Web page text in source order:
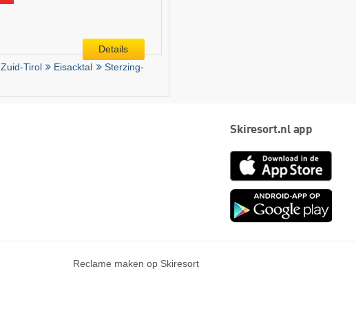
Details
Zuid-Tirol Eisacktal
Sterzing-
Skiresort.nl app
App
Reclame maken op Skiresort